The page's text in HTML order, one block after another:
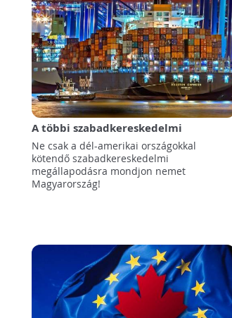
A többi szabadkereskedelmi
megállapodásra is mondjon nemet
Magyarország!
Ne csak a dél-amerikai országokkal
kötendő szabadkereskedelmi
megállapodásra mondjon nemet
Magyarország!